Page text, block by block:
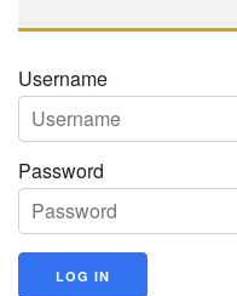
Username
Password